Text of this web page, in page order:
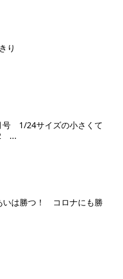
り
号 1/24サイズの小さくて
...
は勝つ！ コロナにも勝